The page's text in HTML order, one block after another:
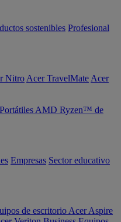
sostenibles Profesional
Nitro Acer TravelMate Acer
Portátiles AMD Ryzen™ de
Empresas Sector educativo
de escritorio Acer Aspire